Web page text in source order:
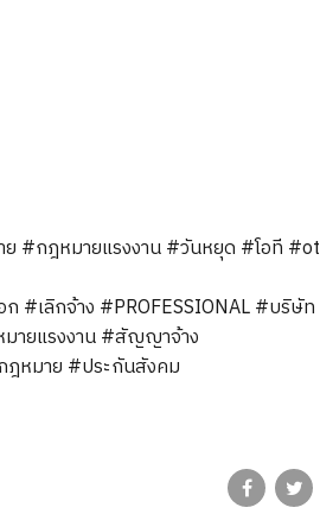
#กฎหมายแรงงาน#วันหยุด #โอที #ot
ก #เลิกจ้าง #PROFESSIONAL#บริษัท
ายแรงงาน#สัญญาจ้าง
หมาย #ประกันสังคม